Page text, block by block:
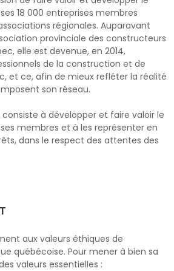
18 000 entreprises membres
régionales. Auparavant
provinciale des constructeurs
elle est devenue, en 2014,
de la construction et de
et ce, afin de mieux refléter la réalité
son réseau.
consiste à développer et faire valoir le
membres et à les représenter en
dans le respect des attentes des
aux valeurs éthiques de
québécoise. Pour mener à bien sa
valeurs essentielles :